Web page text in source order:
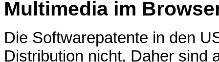
Multimedia im
Die Softwarepatente in den
Distribution nicht. Daher sind